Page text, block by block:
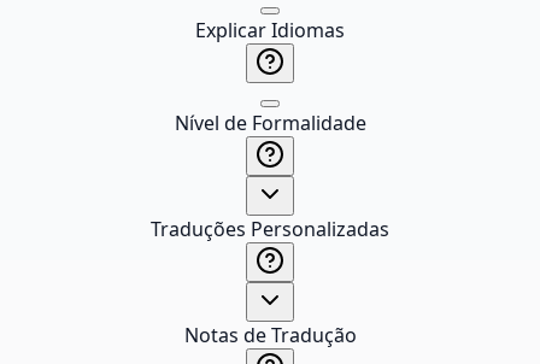
Explicar Idiomas
Nível de Formalidade
Traduções Personalizadas
Notas de Tradução